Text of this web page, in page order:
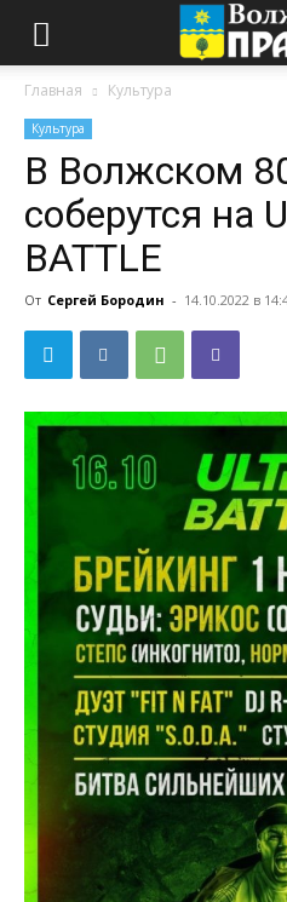
Главная Культура
Культура
В Волжском
соберутся на
BATTLE
От Сергей Бородин - 14.10.2022 в